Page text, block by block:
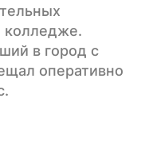
колледже.
в город с
оперативно